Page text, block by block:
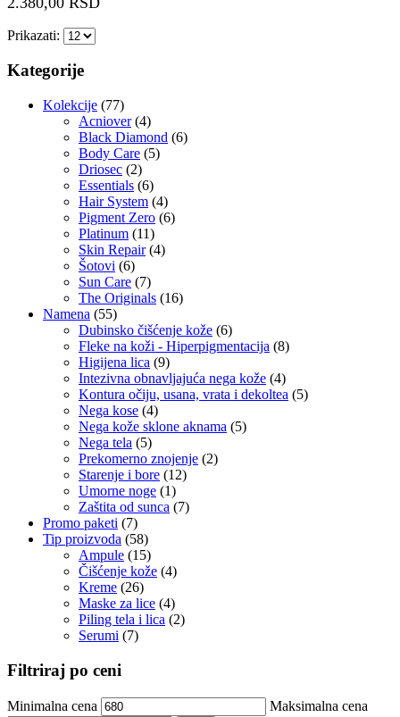
Prikazati:
Kategorije
Kolekcije (77)
Acniover (4)
Black Diamond (6)
Body Care (5)
Driosec (2)
Essentials (6)
Hair System (4)
Pigment Zero (6)
Platinum (11)
Skin Repair (4)
Šotovi (6)
Sun Care (7)
The Originals (16)
Namena (55)
Dubinsko čišćenje kože (6)
Fleke na koži - Hiperpigmentacija (8)
Higijena lica (9)
Intezivna obnavljajuća nega kože (4)
Kontura očiju, usana, vrata i dekoltea (5)
Nega kose (4)
Nega kože sklone aknama (5)
Nega tela (5)
Prekomerno znojenje (2)
Starenje i bore (12)
Umorne noge (1)
Zaštita od sunca (7)
Promo paketi (7)
Tip proizvoda (58)
Ampule (15)
Čišćenje kože (4)
Kreme (26)
Maske za lice (4)
Piling tela i lica (2)
Serumi (7)
Filtriraj po ceni
Minimalna cena Maksimalna cena